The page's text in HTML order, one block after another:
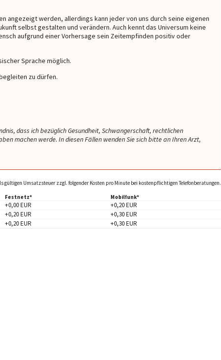
viel und ist so liebevoll und
einfühlsam! Einfach eine
Bereicherung für die Menschheit!
Hier muss man anrufen!!
🤣🤣🤣🤣
angezeigt werden, allerdings kann jeder von uns durch seine eigenen
selbst gestalten und verändern. Auch kennt das Universum keine
aufgrund einer Vorhersage sein Zeitempfinden positiv oder
Sprache möglich.
zu dürfen.
dass ich bezüglich Gesundheit, Schwangerschaft, rechtlichen
machen werde. In diesen Fällen wenden Sie sich bitte an Ihren Arzt,
gültigen Umsatzsteuer zzgl. folgender Kosten pro Minute bei kostenpflichtigen Telefonberatungen.
Festnetz* Mobilfunk*
+0,00 EUR
+0,20 EUR
+0,20 EUR
+0,30 EUR
+0,20 EUR
+0,30 EUR